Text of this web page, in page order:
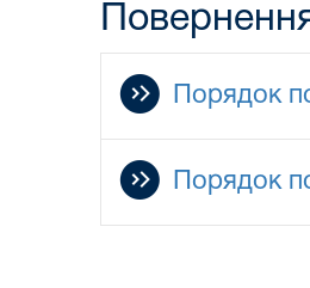
Порядок
Порядок